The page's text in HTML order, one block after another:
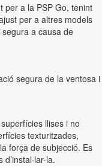
per a la PSP Go, tenint
per a altres models
a causa de
segura de la ventosa i
llises i no
texturitzades,
força de subjecció. Es
la.